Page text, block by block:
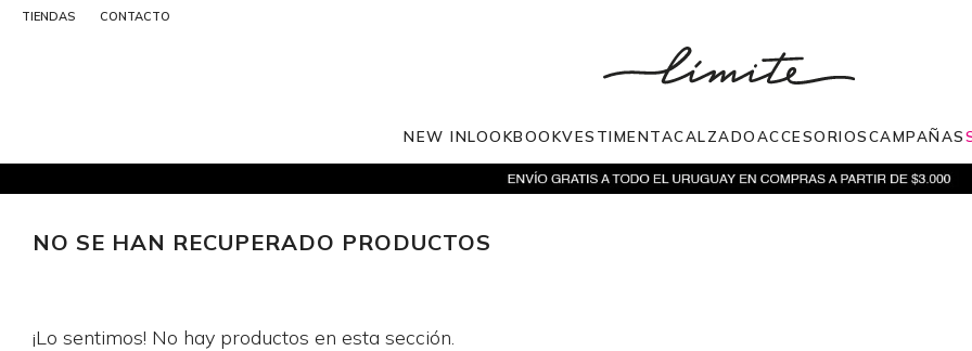
NEW INLOOKBOOKVESTIMENTACALZADOACCESORIOSCAMPAÑAS
TIENDAS CONTACTO
NO SE HAN RECUPERADO PRODUCTOS
¡Lo sentimos! No hay productos en esta sección.